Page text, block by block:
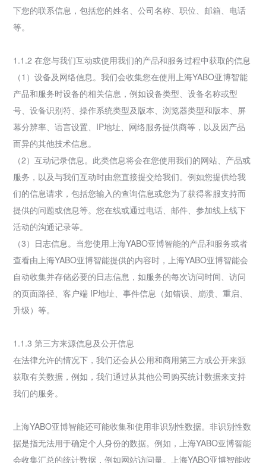
下您的联系信息，包括您的姓名、公司名称、职位、邮箱、电话
等。
1.1.2 在您与我们互动或使用我们的产品和服务过程中获取的信息
（1）设备及网络信息。我们会收集您在使用上海YABO亚博智能
产品和服务时设备的相关信息，例如设备类型、设备名称或型
号、设备识别符、操作系统类型及版本、浏览器类型和版本、屏
幕分辨率、语言设置、IP地址、网络服务提供商等，以及因产品
而异的其他技术信息。
（2）互动记录信息。此类信息将会在您使用我们的网站、产品或
服务，以及与我们互动时由您直接提交给我们。例如您提供给我
们的信息请求，包括您输入的查询信息或您为了获得客服支持而
提供的问题或信息等。您在线或通过电话、邮件、参加线上线下
活动的沟通记录等。
（3）日志信息。当您使用上海YABO亚博智能的产品和服务或者
查看由上海YABO亚博智能提供的内容时，上海YABO亚博智能会
自动收集并存储必要的日志信息，如服务的每次访问时间、访问
的页面路径、客户端 IP地址、事件信息（如错误、崩溃、重启、
升级）等。
1.1.3 第三方来源信息及公开信息
在法律允许的情况下，我们还会从公用和商用第三方或公开来源
获取有关数据，例如，我们通过从其他公司购买统计数据来支持
我们的服务。
上海YABO亚博智能还可能收集和使用非识别性数据。非识别性数
据是指无法用于确定个人身份的数据。例如，上海YABO亚博智能
会收集汇总的统计数据，例如网站访问量。上海YABO亚博智能收